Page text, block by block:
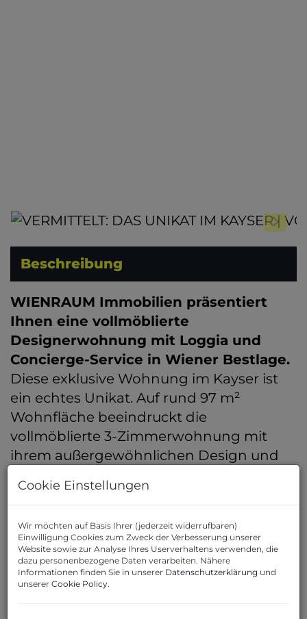
Beschreibung
WIENRAUM Immobilien präsentiert
Ihnen eine vollmöblierte
Designerwohnung mit Loggia und
Concierge-Service in Wiener Bestlage.
Diese exklusive Wohnung im Kayser ist
ein echtes Unikat. Auf rund 97 m²
Wohnfläche beeindruckt die
vollmöblierte 3-Zimmerwohnung mit
ihrem außergewöhnlichen Design und
wurde sorgfältig durchdacht, um ein
schaffen. Die 3 m² große Loggia eröffnet
einen herrlichen Blick auf den
Donaukanal und die Skyline Wiens und
verwandelt dieses Refugium in einen Ort
Cookie Einstellungen
Wir möchten auf Basis Ihrer (jederzeit widerrufbaren)
Einwilligung Cookies zum Zweck der Verbesserung unserer
Website sowie zur Analyse Ihres Userverhaltens verwenden, die
dazu personenbezogene Daten verarbeiten. Nähere
Informationen finden Sie in unserer Datenschutzerklärung und
unserer Cookie Policy.